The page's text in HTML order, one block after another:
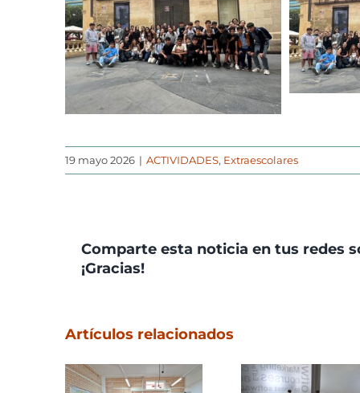
19 mayo 2026 | ACTIVIDADES, Extraescolares
Comparte esta noticia en tus redes
¡Gracias!
Artículos relacionados
II